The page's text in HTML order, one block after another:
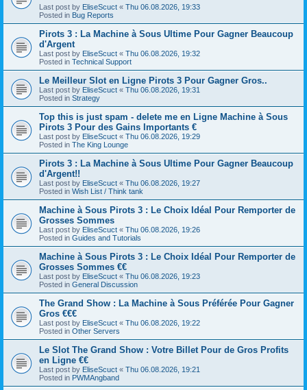
Last post by EliseScuct « Thu 06.08.2026, 19:33
Posted in Bug Reports
Pirots 3 : La Machine à Sous Ultime Pour Gagner Beaucoup
d'Argent
Last post by EliseScuct « Thu 06.08.2026, 19:32
Posted in Technical Support
Le Meilleur Slot en Ligne Pirots 3 Pour Gagner Gros..
Last post by EliseScuct « Thu 06.08.2026, 19:31
Posted in Strategy
Top this is just spam - delete me en Ligne Machine à Sous
Pirots 3 Pour des Gains Importants €
Last post by EliseScuct « Thu 06.08.2026, 19:29
Posted in The King Lounge
Pirots 3 : La Machine à Sous Ultime Pour Gagner Beaucoup
d'Argent!!
Last post by EliseScuct « Thu 06.08.2026, 19:27
Posted in Wish List / Think tank
Machine à Sous Pirots 3 : Le Choix Idéal Pour Remporter de
Grosses Sommes
Last post by EliseScuct « Thu 06.08.2026, 19:26
Posted in Guides and Tutorials
Machine à Sous Pirots 3 : Le Choix Idéal Pour Remporter de
Grosses Sommes €€
Last post by EliseScuct « Thu 06.08.2026, 19:23
Posted in General Discussion
The Grand Show : La Machine à Sous Préférée Pour Gagner
Gros €€€
Last post by EliseScuct « Thu 06.08.2026, 19:22
Posted in Other Servers
Le Slot The Grand Show : Votre Billet Pour de Gros Profits
en Ligne €€
Last post by EliseScuct « Thu 06.08.2026, 19:21
Posted in PWMAngband